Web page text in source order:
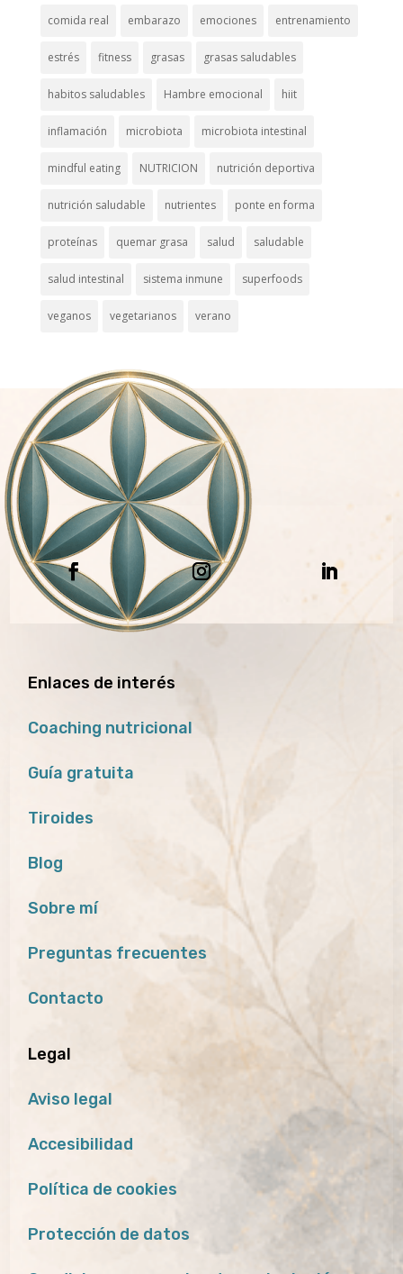
comida real embarazo emociones entrenamiento
estrés fitness grasas grasas saludables
habitos saludables Hambre emocional hiit
inflamación microbiota microbiota intestinal
mindful eating NUTRICION nutrición deportiva
nutrición saludable nutrientes ponte en forma
proteínas quemar grasa salud saludable
salud intestinal sistema inmune superfoods
veganos vegetarianos verano
Enlaces de interés
Coaching nutricional
Guía gratuita
Tiroides
Blog
Sobre mí
Preguntas frecuentes
Contacto
Legal
Aviso legal
Accesibilidad
Política de cookies
Protección de datos